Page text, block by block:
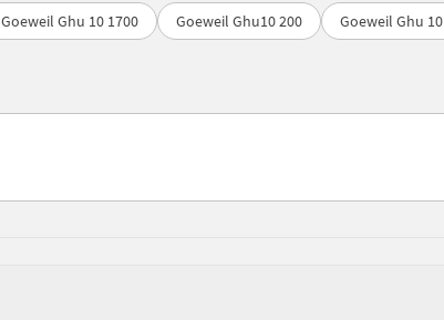
Goeweil Ghu 10 1700 Goeweil Ghu10 200
Goeweil Ghu